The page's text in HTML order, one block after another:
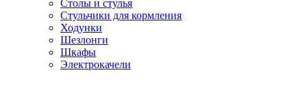
Столы и стулья
Стульчики для кормления
Ходунки
Шезлонги
Шкафы
Электрокачели